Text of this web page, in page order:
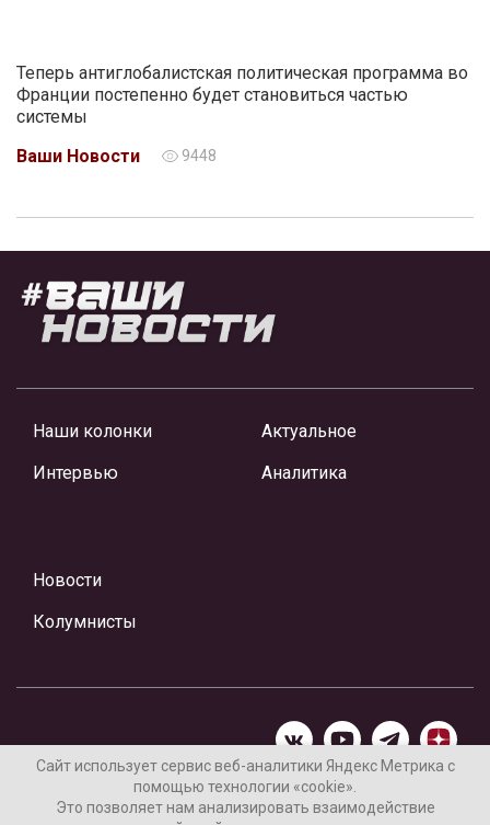
Теперь антиглобалистская политическая программа во
Франции постепенно будет становиться частью
системы
Ваши Новости
9448
Наши колонки
Интервью
Актуальное
Аналитика
Новости
Колумнисты
Материалы предоставлены редакцией Интернет-газеты
«Ваши новости»
Сайт использует сервис веб-аналитики Яндекс Метрика с
помощью технологии «cookie».
Это позволяет нам анализировать взаимодействие